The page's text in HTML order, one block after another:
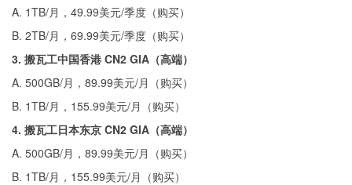
A. 1TB/月，49.99美元/季度（购买）
B. 2TB/月，69.99美元/季度（购买）
3. 搬瓦工中国香港 CN2 GIA（高端）
A. 500GB/月，89.99美元/月（购买）
B. 1TB/月，155.99美元/月（购买）
4. 搬瓦工日本东京 CN2 GIA（高端）
A. 500GB/月，89.99美元/月（购买）
B. 1TB/月，155.99美元/月（购买）